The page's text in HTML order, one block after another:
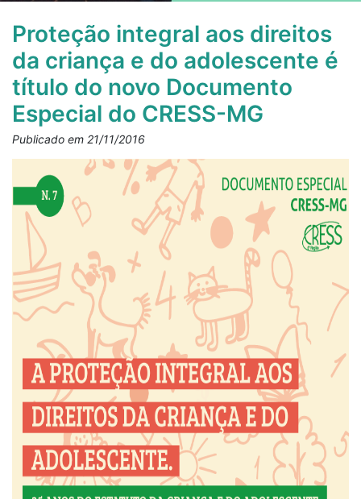
Proteção integral aos direitos
da criança e do adolescente é
título do novo Documento
Especial do CRESS-MG
Publicado em 21/11/2016